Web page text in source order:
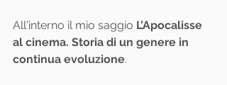
All'interno il mio saggio L’Apocalisse
al cinema. Storia di un genere in
continua evoluzione.